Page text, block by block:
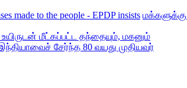
made to the people - EPDP insists மக்களுக்கு
உயிருடன் மீட்கப்பட்ட தந்தையும், மகனும்
சேர்ந்த 80 வயது முதியவர்